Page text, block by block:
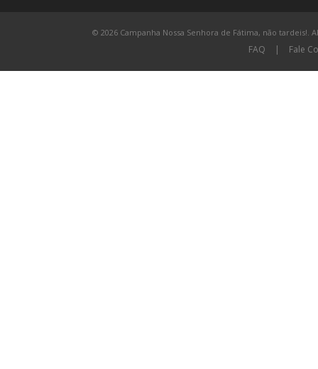
© 2026 Campanha Nossa Senhora de Fátima, não tardeis!.
FAQ | Fale